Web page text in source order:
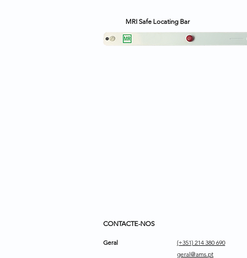
MRI Safe Locating Bar
CONTACTE-NOS
Geral
(+351) 214 380 690
geral@ams.pt